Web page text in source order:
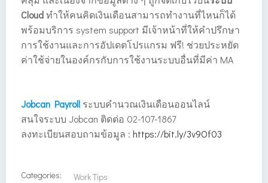
Cloudทำให้คนคิดเงินเดือนสามารถทำงานที่ไหนก็ได้
พร้อมบริการ system support มีเจ้าหน้าที่ให้คำปรึกษา
การใช้งานและการอัปเดตโปรแกรม ฟรี! ช่วยประหยัด
ค่าใช้จ่ายในองค์กรกับการใช้งานระบบอื่นที่มีค่า MA
Jobcan Payroll ระบบคำนวณเงินเดือนออนไลน์
สนใจระบบ Jobcan ติดต่อ 02-107-1867
ลงทะเบียนสอบถามข้อมูล : https://bit.ly/3v9Of03
Categories: Work Tips